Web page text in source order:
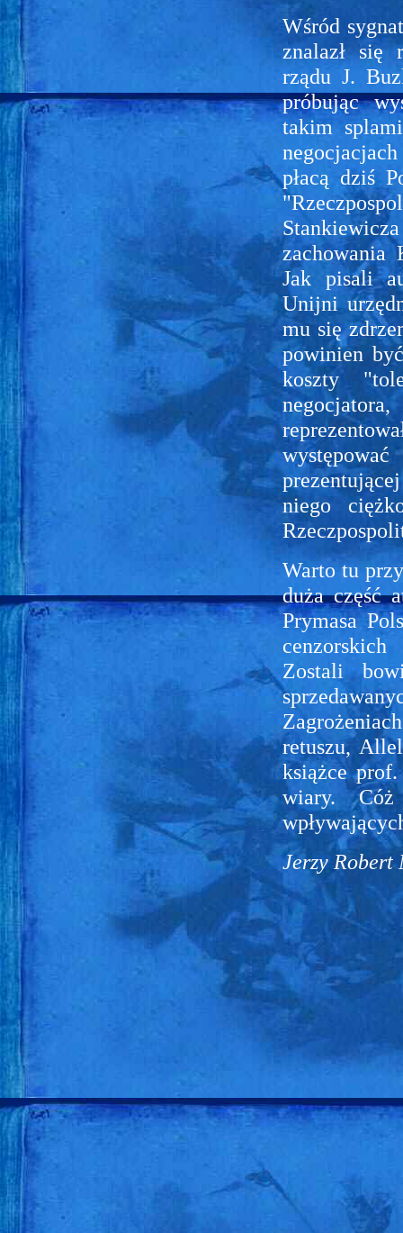
Wśród
znalazł się
rządu J.
próbując
takim
płacą dziś
zachowania
Jak pisali
Unijni
mu się
powinien
koszty
niego
Warto tu
duża część
Prymasa
Zostali
retuszu,
książce
wiary.
Jerzy Robert